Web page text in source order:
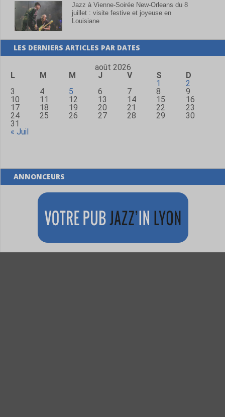
Jazz à Vienne-Soirée New-Orleans du 8
juillet : visite festive et joyeuse en
Louisiane
LES DERNIERS ARTICLES PAR DATES
août 2026
L
M M J V S
D
1
2
3
4 5 6 7 8
9
10
11 12 13 14 15
16
17
18 19 20 21 22
23
24
25 26 27 28 29
30
31
« Juil
ANNONCEURS